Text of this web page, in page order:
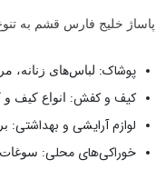
پاساژ خلیج فارس قشم به
پوشاک: لباس‌های زنانه،
کیف و کفش: انواع کیف
لوازم آرایشی و بهداشتی:
خوراکی‌های محلی: سوغات